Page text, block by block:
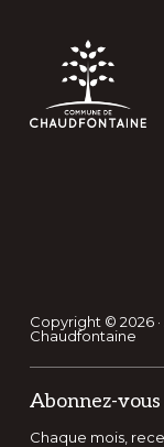
Copyright © 2026
Chaudfontaine
Abonnez-
Chaque mois,